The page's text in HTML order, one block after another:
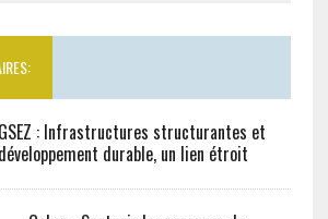
GSEZ : Infrastructures structurantes et
développement durable, un lien étroit